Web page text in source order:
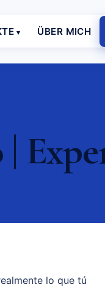
ÜBER MICH
lo que tú